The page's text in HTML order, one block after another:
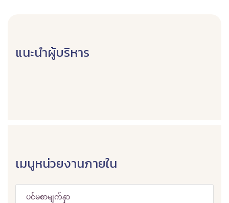
แนะนำผู้บริหาร
เมนูหน่วยงานภายใน
ပင်မစာမျက်နှာ